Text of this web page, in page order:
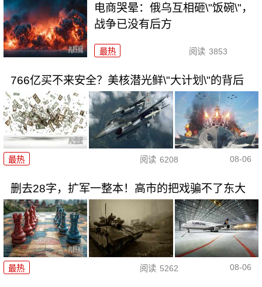
电商哭晕：俄乌互相砸\"饭碗\"，
战争已没有后方
最热 阅读 3853
766亿买不来安全？美核潜光鲜\"大计划\"的背后
最热 阅读 6208 08-06
删去28字，扩军一整本！高市的把戏骗不了东大
最热 阅读 5262 08-06